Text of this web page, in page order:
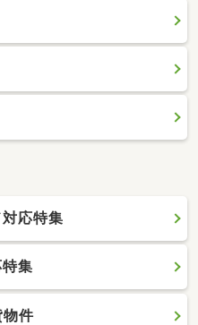
応特集
集
物件